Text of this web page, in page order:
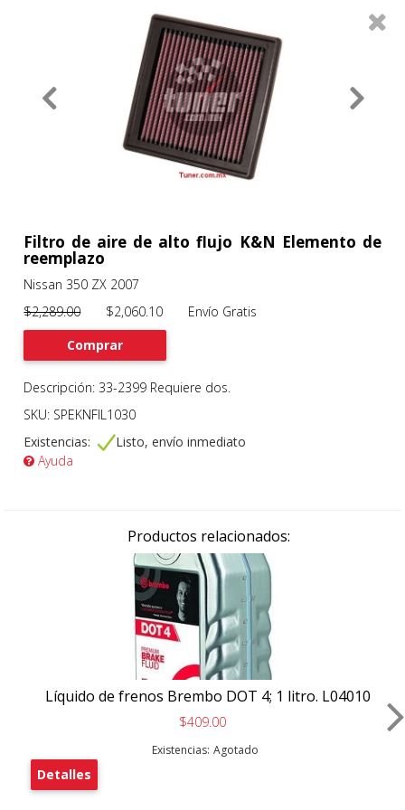
Filtros 0
Previous
Filtro de aire de alto flujo K&N Elemento de
reemplazo
Nissan 350 ZX 2007
$2,289.00$2,060.10 Envío Gratis
Comprar
Descripción: 33-2399 Requiere dos.
SKU: SPEKNFIL1030
Existencias:
Listo, envío inmediato
Ayuda
Productos relacionados:
Líquido de frenos Brembo DOT 4; 1 litro. L04010
$409.00
Existencias: Agotado
Detalles